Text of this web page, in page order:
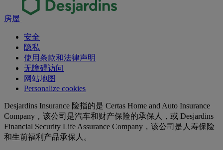
房屋
安全
隐私
使用条款和法律声明
无障碍访问
网站地图
Personalize cookies
Desjardins Insurance 险指的是 Certas Home and Auto Insurance
Company，该公司是汽车和财产保险的承保人，或 Desjardins
Financial Security Life Assurance Company，该公司是人寿保险
和生前福利产品承保人。